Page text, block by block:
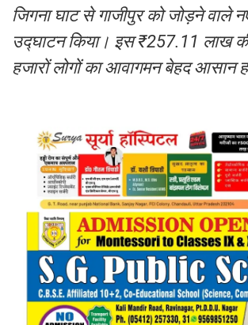
जिगना घाट से गाजीपुर को जोड़ने वाले
उद्घाटन किया। इस ₹257.11 लाख
हजारों लोगों का आवागमन बेहद आसान